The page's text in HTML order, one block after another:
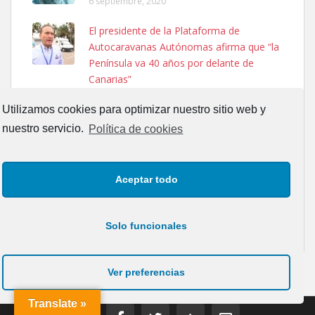
Utilizamos cookies para optimizar nuestro sitio web y
nuestro servicio. Política de cookies
Aceptar todo
Solo funcionales
Ver preferencias
Ninfa perdida
El día 5 se los perdió una ninfa papillera, asustada tiene miedo a la
calle, se perdió por la zon...
Leales.org » Gran Canaria
6.7.2025
Busco casa de acogida para mi perrita ya que por temas de trabajo
Leales.org » Gran Canaria | 4.7.2025
El presidente de la Plataforma de
Autocaravanas Autónomas afirma que “la
Península va 40 años por delante de
Canarias”
SOY HOMOSEXUAL
27 mayo, 2017
Ariel Solano : La vida en correspondencia
con los planetas
Translate »